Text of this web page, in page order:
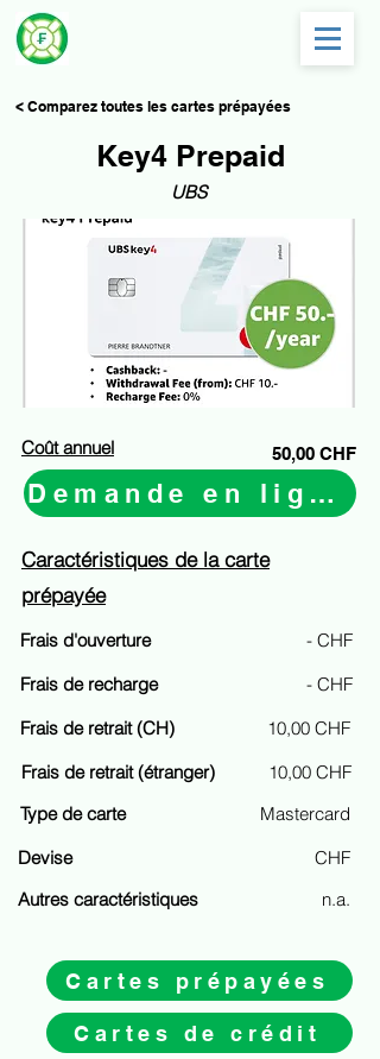
< Comparez toutes les cartes prépayées
Key4 Prepaid
UBS
Coût annuel 50,00 CHF
Demande en ligne
Caractéristiques de la carte
prépayée
Frais d'ouverture
- CHF
Frais de recharge
- CHF
Frais de retrait (CH)
10,00 CHF
Frais de retrait (étranger)
10,00 CHF
Type de carte
Mastercard
Devise
CHF
Autres caractéristiques
n.a.
Cartes prépayées
Cartes de crédit